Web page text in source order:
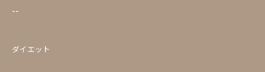
--
ダイエット